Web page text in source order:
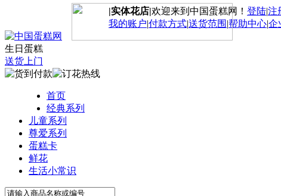
|实体花店|欢迎来到中国蛋糕网！ 登陆|注
我的账户|付款方式|送货范围 |帮助中心|企
生日蛋糕
送货上门
首页
经典系列
儿童系列
尊爱系列
蛋糕卡
鲜花
生活小常识